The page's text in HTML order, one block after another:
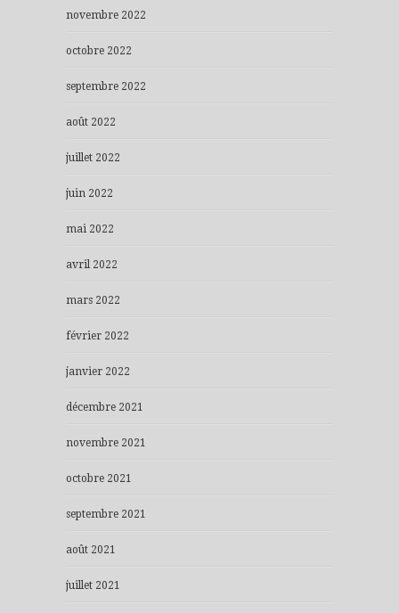
novembre 2022
octobre 2022
septembre 2022
août 2022
juillet 2022
juin 2022
mai 2022
avril 2022
mars 2022
février 2022
janvier 2022
décembre 2021
novembre 2021
octobre 2021
septembre 2021
août 2021
juillet 2021